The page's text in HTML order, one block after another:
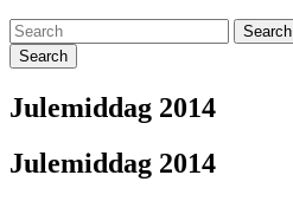
Search
Julemiddag 2014
Julemiddag 2014